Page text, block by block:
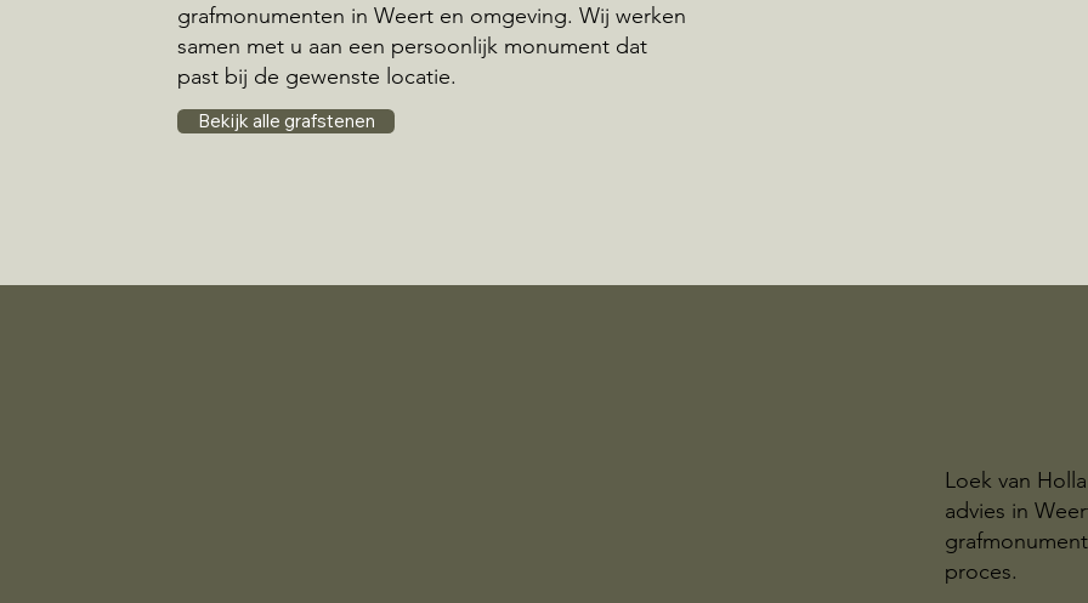
grafmonumenten in Weert en omgeving. Wij werken
samen met u aan een persoonlijk monument dat
past bij de gewenste locatie.
Bekijk alle grafstenen
Loek van
advies in
proces.